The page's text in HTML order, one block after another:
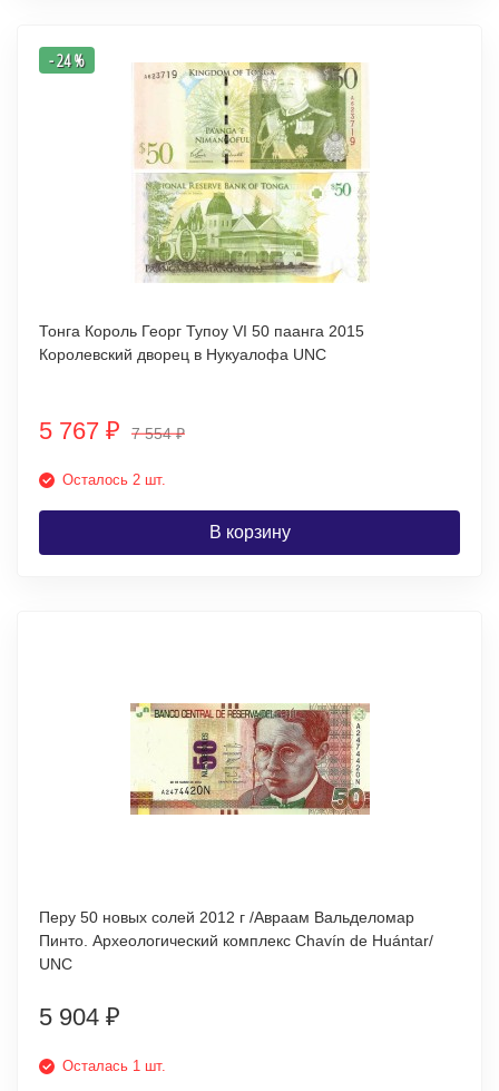
- 24 %
Тонга Король Георг Тупоу VI 50 паанга 2015
Королевский дворец в Нукуалофа UNC
5 767 ₽ 7 554₽
Осталось 2 шт.
В корзину
Перу 50 новых солей 2012 г /Авраам Вальделомар
Пинто. Археологический комплекс Chavín de Huántar/
UNC
5 904 ₽
Осталась 1 шт.